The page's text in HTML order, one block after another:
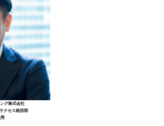
グ株式会社
クセス統括部